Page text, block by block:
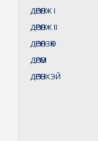
ДӨРӨЛЖI
ДӨРӨЛЖII
ДӨРӨЛЗӨХ
ДӨРӨМ
ДӨРӨНХЭЙ